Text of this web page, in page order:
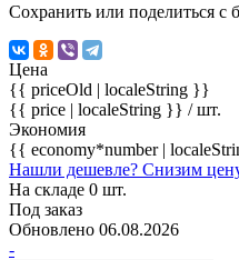
Сохранить или поделиться с
Цена
{{ priceOld | localeString }}
{{ price | localeString }} / шт.
Экономия
{{ economy*number |
Нашли дешевле? Снизим
На складе 0 шт.
Под заказ
Обновлено 06.08.2026
-